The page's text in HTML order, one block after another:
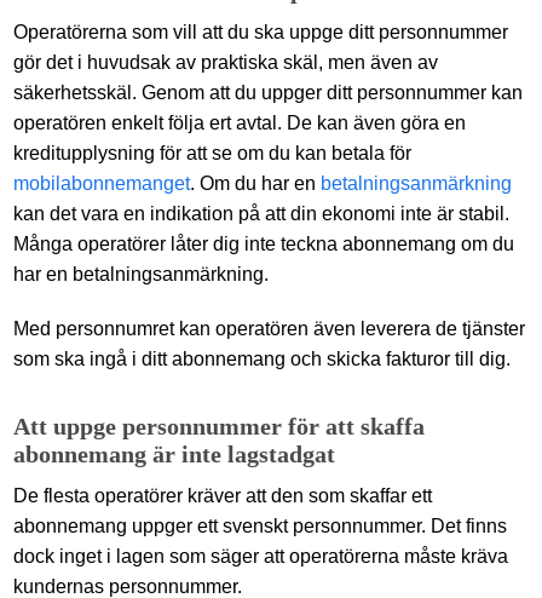
Operatörerna som vill att du ska uppge ditt personnummer
gör det i huvudsak av praktiska skäl, men även av
säkerhetsskäl. Genom att du uppger ditt personnummer kan
operatören enkelt följa ert avtal. De kan även göra en
kreditupplysning för att se om du kan betala för
mobilabonnemanget. Om du har en betalningsanmärkning
kan det vara en indikation på att din ekonomi inte är stabil.
Många operatörer låter dig inte teckna abonnemang om du
har en betalningsanmärkning.
Med personnumret kan operatören även leverera de tjänster
som ska ingå i ditt abonnemang och skicka fakturor till dig.
Att uppge personnummer för att skaffa
abonnemang är inte lagstadgat
De flesta operatörer kräver att den som skaffar ett
abonnemang uppger ett svenskt personnummer. Det finns
dock inget i lagen som säger att operatörerna måste kräva
kundernas personnummer.